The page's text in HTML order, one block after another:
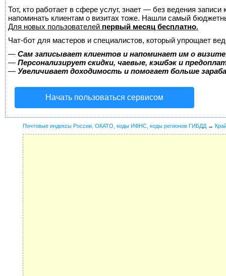
Тот, кто работает в сфере услуг, знает — без ведения
напоминать клиентам о визитах тоже. Нашли самый
Для новых пользователей первый месяц бесплатно.
Чат-бот для мастеров и специалистов, который упрощает
— Сам записывает клиентов и напоминает им о
— Персонализирует скидки, чаевые, кэшбэк и
— Увеличивает доходимость и помогает больше
Начать пользоваться сервисом
Почтовые индексы России, ОКАТО, коды ИФНС, коды регионов ГИБДД →